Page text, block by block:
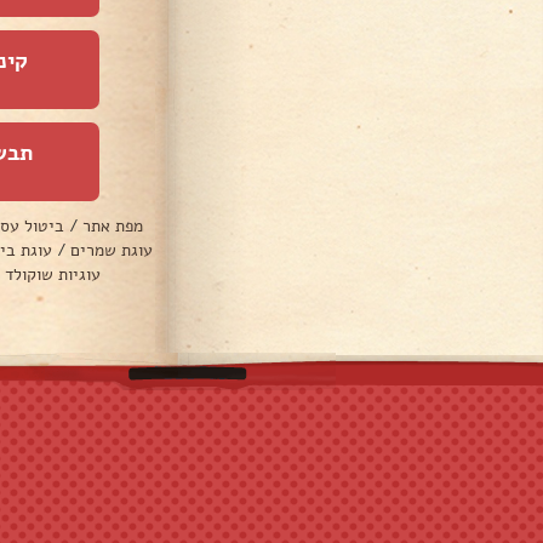
מפת אתר / ביטול
עוגת שמרים / עוגת
עוגיות